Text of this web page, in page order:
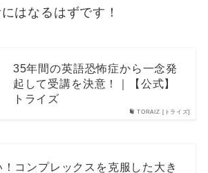
はなるはずです！
TORAIZ [トライズ]
35年間の英語恐怖症から一念発
起して受講を決意！｜【公式】
トライズ
コンプレックスを克服した大き